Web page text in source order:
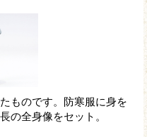
ものです。防寒服に身を
の全身像をセット。